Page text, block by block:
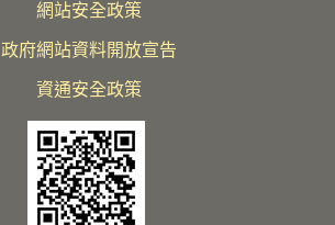
網站安全政策
政府網站資料開放宣告
資通安全政策